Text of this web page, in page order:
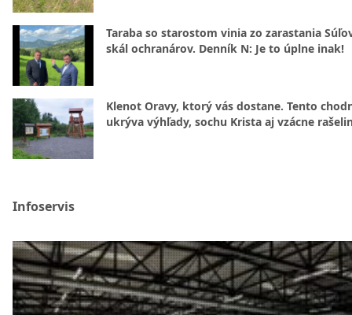
Taraba so starostom vinia zo zarastania
skál ochranárov. Denník N: Je to úplne inak!
Klenot Oravy, ktorý vás dostane. Tento
ukrýva výhľady, sochu Krista aj vzácne
Infoservis